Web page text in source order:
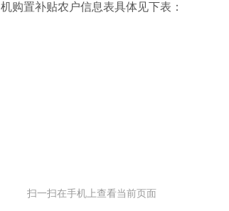
机购置补贴农户信息表具体见下表：
扫一扫在手机上查看当前页面